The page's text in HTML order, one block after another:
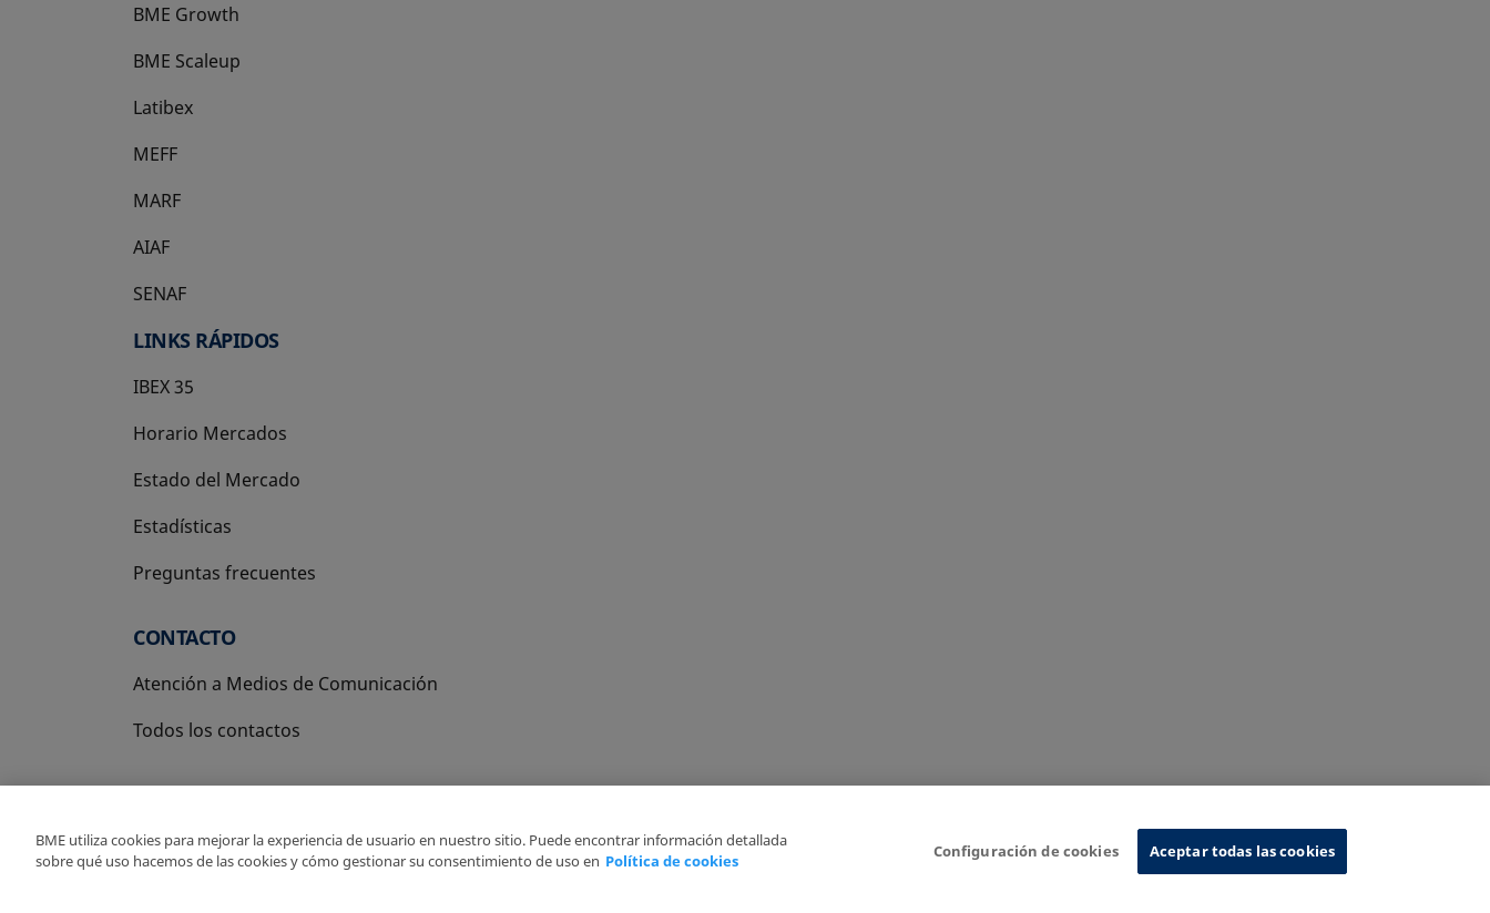
BME Growth
se abre en una pestaña nueva
BME Scaleup
se abre en una pestaña nueva
Latibex
se abre en una pestaña nueva
MEFF
se abre en una pestaña nueva
MARF
AIAF
SENAF
LINKS RÁPIDOS
IBEX 35
Horario Mercados
Estado del Mercado
Estadísticas
Preguntas frecuentes
CONTACTO
Atención a Medios de Comunicación
Todos los contactos
Copyright Ⓒ BME 2026 Sistema de Información
BME utiliza cookies para mejorar la experiencia de usuario en nuestro sitio. Puede encontrar información detallada
sobre qué uso hacemos de las cookies y cómo gestionar su consentimiento de uso en Política de cookies
Configuración de cookies Aceptar todas las cookies